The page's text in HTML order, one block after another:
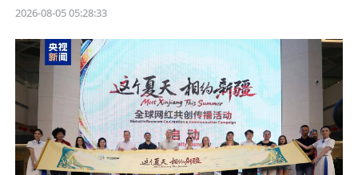
2026-08-05 05:28:33